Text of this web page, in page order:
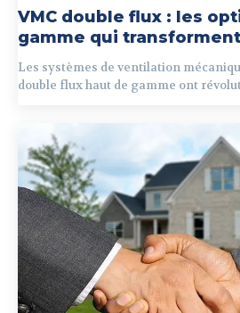
VMC double flux : les
gamme qui
Les systèmes de ventilation
double flux haut de gamme ont